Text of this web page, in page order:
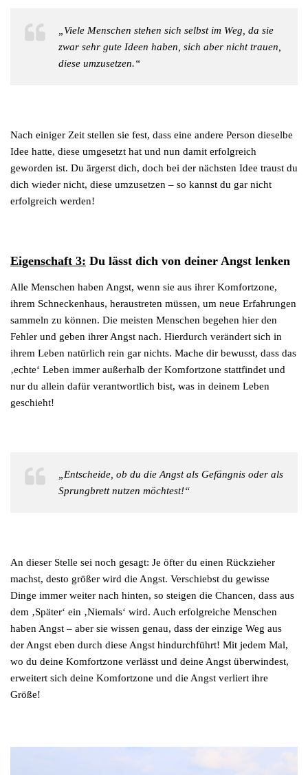
„Viele Menschen stehen sich selbst im Weg, da sie
zwar sehr gute Ideen haben, sich aber nicht trauen,
diese umzusetzen.“
Nach einiger Zeit stellen sie fest, dass eine andere Person dieselbe
Idee hatte, diese umgesetzt hat und nun damit erfolgreich
geworden ist. Du ärgerst dich, doch bei der nächsten Idee traust du
dich wieder nicht, diese umzusetzen – so kannst du gar nicht
erfolgreich werden!
Eigenschaft 3: Du lässt dich von deiner Angst lenken
Alle Menschen haben Angst, wenn sie aus ihrer Komfortzone,
ihrem Schneckenhaus, heraustreten müssen, um neue Erfahrungen
sammeln zu können. Die meisten Menschen begehen hier den
Fehler und geben ihrer Angst nach. Hierdurch verändert sich in
ihrem Leben natürlich rein gar nichts. Mache dir bewusst, dass das
‚echte‘ Leben immer außerhalb der Komfortzone stattfindet und
nur du allein dafür verantwortlich bist, was in deinem Leben
geschieht!
„Entscheide, ob du die Angst als Gefängnis oder als
Sprungbrett nutzen möchtest!“
An dieser Stelle sei noch gesagt: Je öfter du einen Rückzieher
machst, desto größer wird die Angst. Verschiebst du gewisse
Dinge immer weiter nach hinten, so steigen die Chancen, dass aus
dem ‚Später‘ ein ‚Niemals‘ wird. Auch erfolgreiche Menschen
haben Angst – aber sie wissen genau, dass der einzige Weg aus
der Angst eben durch diese Angst hindurchführt! Mit jedem Mal,
wo du deine Komfortzone verlässt und deine Angst überwindest,
erweitert sich deine Komfortzone und die Angst verliert ihre
Größe!